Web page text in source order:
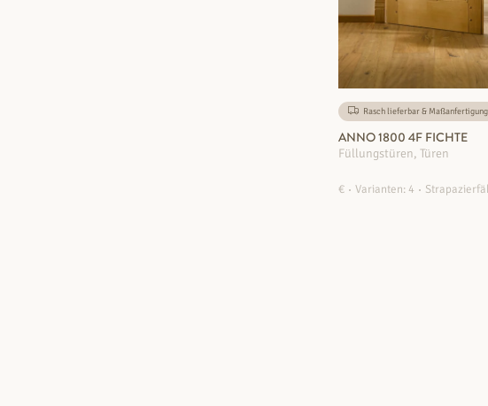
Rasch lieferbar & Maßanfertigung
ANNO 1800 4F FICHTE
Füllungstüren, Türen
€ Varianten: 4